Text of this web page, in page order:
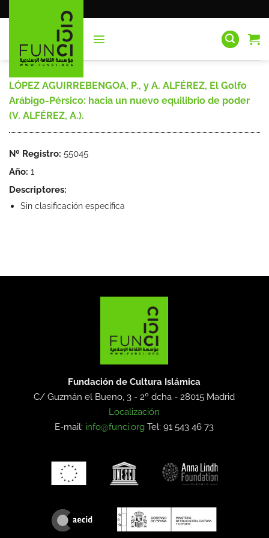
al
LÓPEZ AGUIRREBENGOA, P., y A. ALFÉREZ, El Golfo
Arábigo-Pérsico: hacia un nuevo equilibrio de poder
(V. ALFÉREZ, A.).
Nº Registro: 55045
Año: 1
Descriptores:
Sin clasificación específica
Fundación de Cultura Islámica
C/ Guzmán el Bueno, 3 - 2º dcha -28015 Madrid
Localización
E-mail: info@funci.org Tel: 91 543 46 73